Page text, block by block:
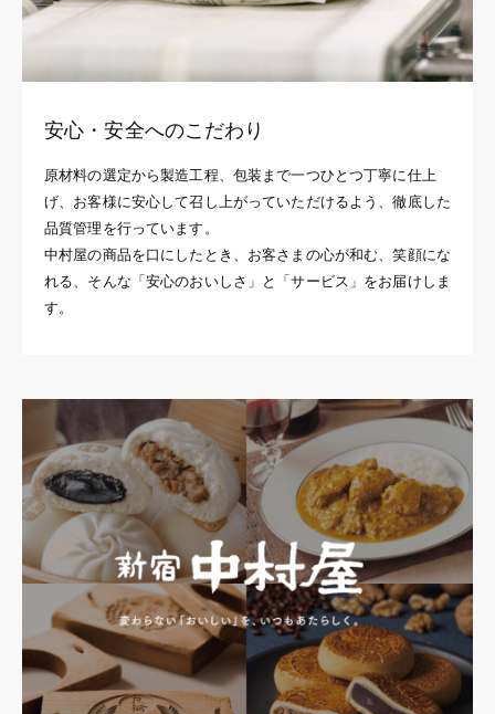
安心・安全へのこだわり
原材料の選定から製造工程、包装まで一つひとつ丁寧に仕上
げ、お客様に安心して召し上がっていただけるよう、徹底した
品質管理を行っています。
中村屋の商品を口にしたとき、お客さまの心が和む、笑顔にな
れる、そんな「安心のおいしさ」と「サービス」をお届けしま
す。